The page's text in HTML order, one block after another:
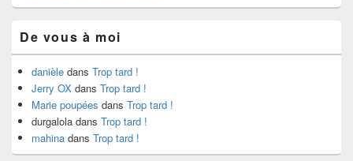
De vous à moi
danièle dans Trop tard !
Jerry OX dans Trop tard !
Marie poupées dans Trop tard !
durgalola dans Trop tard !
mahina dans Trop tard !